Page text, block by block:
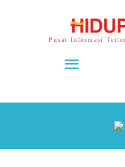
Pusat Informasi